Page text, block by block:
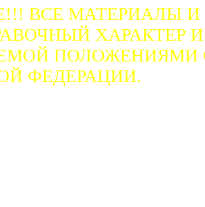
ВСЕ МАТЕРИАЛЫ
ХАРАКТЕР
ПОЛОЖЕНИЯМИ
ФЕДЕРАЦИИ.